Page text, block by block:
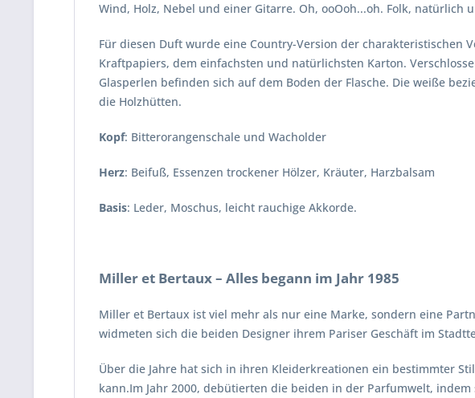
Wind, Holz, Nebel und einer Gitarre. Oh, ooOoh...oh. Folk, natürlich
Für diesen Duft wurde eine Country-Version der charakteristischen
Kraftpapiers, dem einfachsten und natürlichsten Karton.
Glasperlen befinden sich auf dem Boden der Flasche. Die weiße
die Holzhütten.
Kopf: Bitterorangenschale und Wacholder
Herz: Beifuß, Essenzen trockener Hölzer, Kräuter, Harzbalsam
Basis: Leder, Moschus, leicht rauchige Akkorde.
Miller et Bertaux – Alles begann im Jahr 1985
Miller et Bertaux ist viel mehr als nur eine Marke, sondern eine
widmeten sich die beiden Designer ihrem Pariser Geschäft im
Über die Jahre hat sich in ihren Kleiderkreationen ein bestimmter
kann.Im Jahr 2000, debütierten die beiden in der Parfumwelt,